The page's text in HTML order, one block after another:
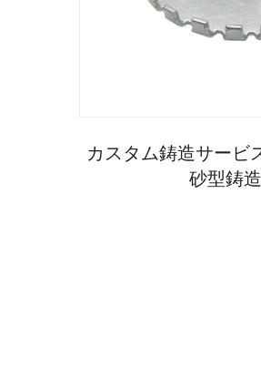
カスタム鋳造サービ
砂型鋳